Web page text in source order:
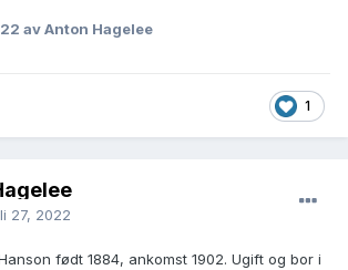
av Anton Hagelee
1
27, 2022
født 1884, ankomst 1902. Ugift og bor i